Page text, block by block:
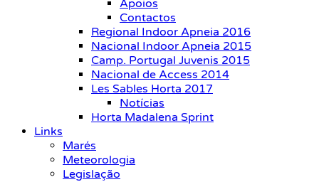
Apoios
Contactos
Regional Indoor Apneia 2016
Nacional Indoor Apneia 2015
Camp. Portugal Juvenis 2015
Nacional de Access 2014
Les Sables Horta 2017
Notícias
Horta Madalena Sprint
Links
Marés
Meteorologia
Legislação